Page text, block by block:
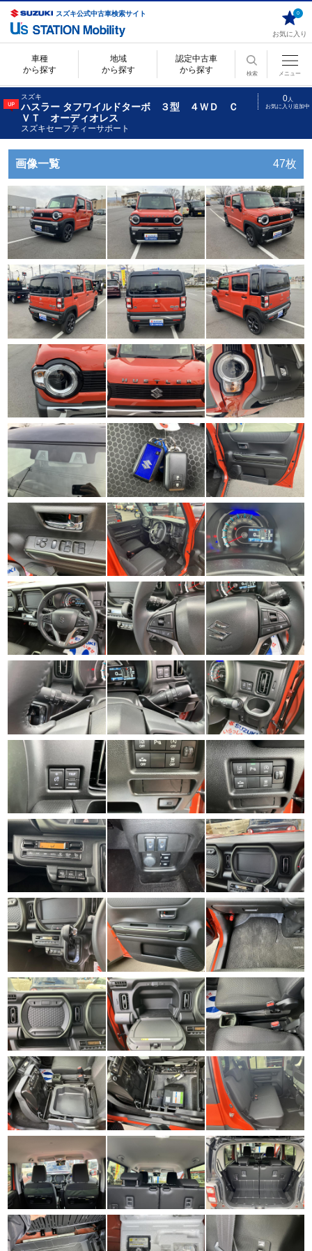
スズキ公式中古車検索サイト
お気に入り
0
車種
から探す
地域
から探す
認定中古車
から探す
検索 メニュー
スズキ
ハスラー タフワイルドターボ ３型 ４ＷＤ Ｃ
ＶＴ オーディオレス
スズキセーフティーサポート
0人
お気に入り追加中
画像一覧 47枚